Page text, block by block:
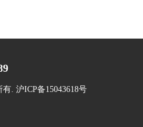
有. 沪ICP备15043618号